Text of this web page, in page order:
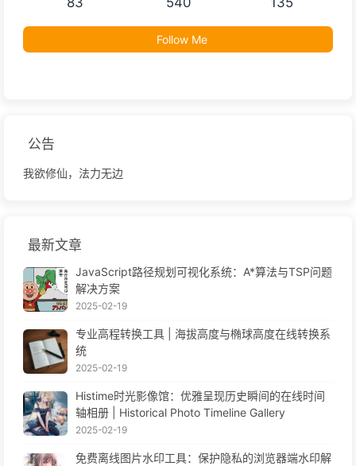
Follow Me
公告
我欲修仙，法力无边
最新文章
JavaScript路径规划可视化系统：A*算法与TSP问题
解决方案
2025-02-19
专业高程转换工具 | 海拔高度与椭球高度在线转换系
统
2025-02-19
Histime时光影像馆：优雅呈现历史瞬间的在线时间
轴相册 | Historical Photo Timeline Gallery
2025-02-19
免费离线图片水印工具：保护隐私的浏览器端水印解